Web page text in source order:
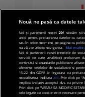
Nouă ne pasă ca datele
Noi și partenerii noștri201 stocăm și/
unici pentru prelucrarea datelor cu
sau în orice moment, pe pagina cu
nu vă vor afecta navigarea.
Mai multe
Noi si partenerii nostri (retelele de
servicii de date analitice) prelucram
continutul si anunturile publicitare
aferente retelelor de socializare si
15-22 din GDPR in legatura cu
modalitatea indicata aici. Prin click pe
implica inclusiv acceptul dvs. cu privire
Prin click pe “VREAU SA MODIFIC
cele legate de cookie strict necesare